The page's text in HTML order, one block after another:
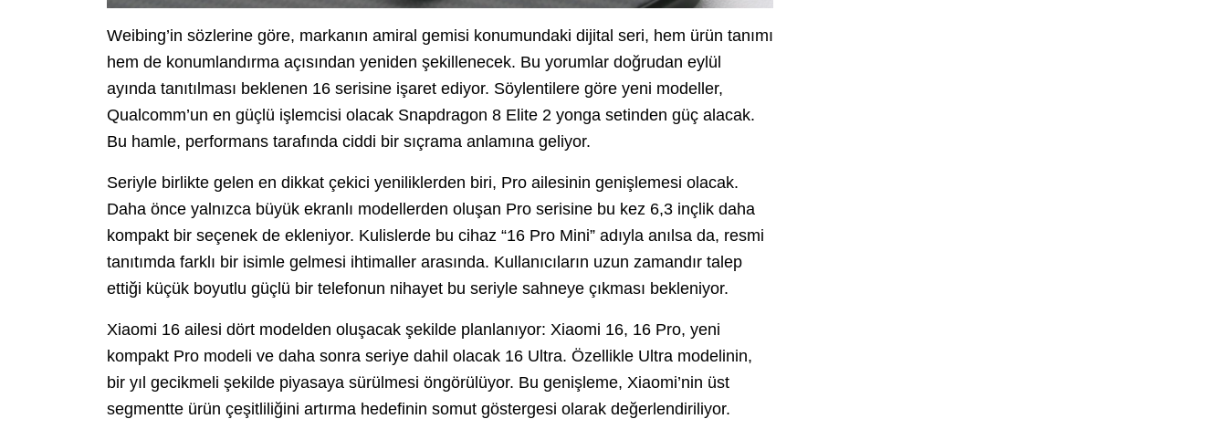
Weibing’in sözlerine göre, markanın amiral gemisi konumundaki dijital seri, hem ürün tanımı
hem de konumlandırma açısından yeniden şekillenecek. Bu yorumlar doğrudan eylül
ayında tanıtılması beklenen 16 serisine işaret ediyor. Söylentilere göre yeni modeller,
Qualcomm’un en güçlü işlemcisi olacak Snapdragon 8 Elite 2 yonga setinden güç alacak.
Bu hamle, performans tarafında ciddi bir sıçrama anlamına geliyor.
Seriyle birlikte gelen en dikkat çekici yeniliklerden biri, Pro ailesinin genişlemesi olacak.
Daha önce yalnızca büyük ekranlı modellerden oluşan Pro serisine bu kez 6,3 inçlik daha
kompakt bir seçenek de ekleniyor. Kulislerde bu cihaz “16 Pro Mini” adıyla anılsa da, resmi
tanıtımda farklı bir isimle gelmesi ihtimaller arasında. Kullanıcıların uzun zamandır talep
ettiği küçük boyutlu güçlü bir telefonun nihayet bu seriyle sahneye çıkması bekleniyor.
Xiaomi 16 ailesi dört modelden oluşacak şekilde planlanıyor: Xiaomi 16, 16 Pro, yeni
kompakt Pro modeli ve daha sonra seriye dahil olacak 16 Ultra. Özellikle Ultra modelinin,
bir yıl gecikmeli şekilde piyasaya sürülmesi öngörülüyor. Bu genişleme, Xiaomi’nin üst
segmentte ürün çeşitliliğini artırma hedefinin somut göstergesi olarak değerlendiriliyor.